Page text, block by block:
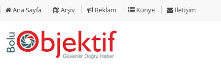
Ana Sayfa Arşiv Reklam Künye İletişim